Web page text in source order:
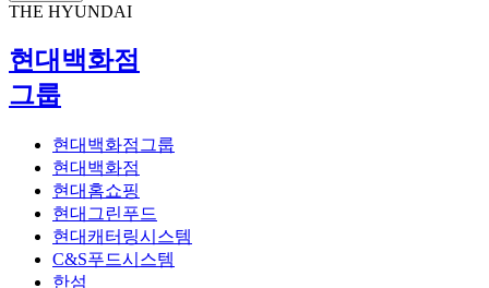
THE HYUNDAI
현대백화점
그룹
현대백화점그룹
현대백화점
현대홈쇼핑
현대그린푸드
현대캐터링시스템
C&S푸드시스템
한섬